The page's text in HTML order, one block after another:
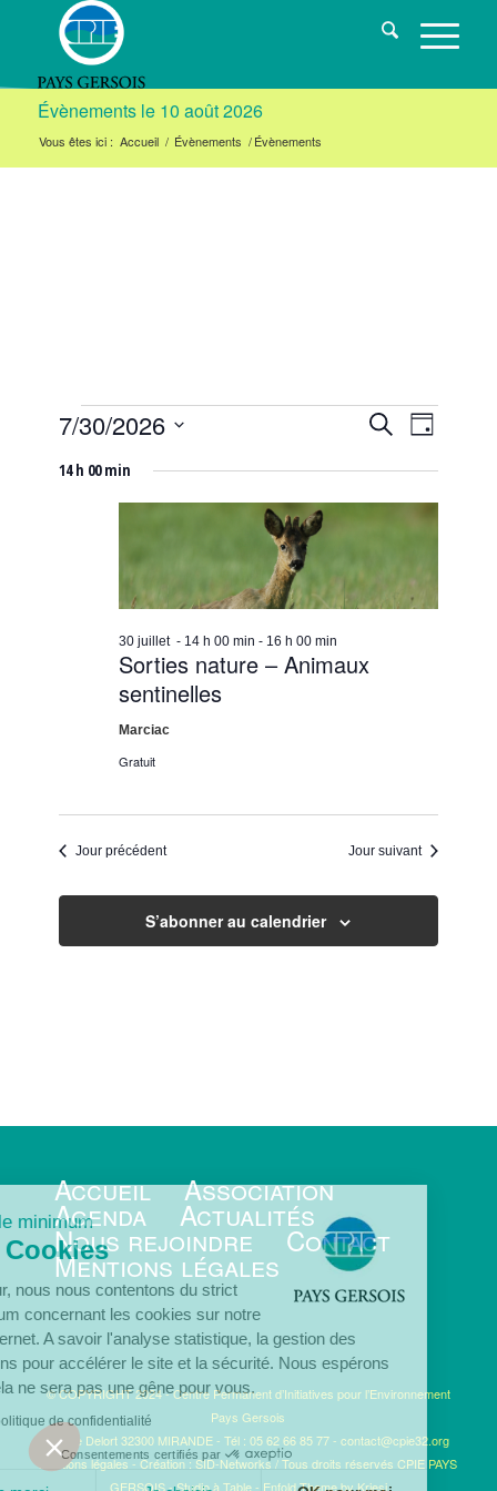
Évènements le 10 août 2026
Vous êtes ici : Accueil / Évènements / Évènements
Évènements
for
juillet
2026
Recherche
et
navigation
vues
Recherche
vues
Jour
7/30/2026
une
14 h 00 min
Sorties nature – Animaux
sentinelles
30 juillet - 14 h 00 min - 16 h 00 min
Marciac
Gratuit
Jour précédent Jour suivant
S’abonner au calendrier
Accueil Association
Agenda Actualités
Nous rejoindre Contact
Mentions légales
© COPYRIGHT 2024 - Centre Permanent d’Initiatives pour l’Environnement
Pays Gersois
16 rue Delort 32300 MIRANDE - Tél : 05 62 66 85 77 - contact@cpie32.org
Mentions légales-Création : SID-Networks/ Tous droits réservés CPIE PAYS
GERSOIS -Studio à Table- Enfold Theme by Kriesi
juste le minimum
Les Cookies
Bonjour, nous nous contentons du strict
minimum concernant les cookies sur notre
site internet. A savoir l'analyse statistique, la gestion des
sessions pour accélérer le site et la sécurité. Nous espérons
que cela ne sera pas une gêne pour vous.
Lire la politique de confidentialité
Consentements certifiés par